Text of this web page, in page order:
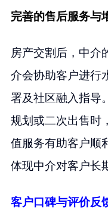
完善的售后服务与
房产交割后，中介
介会协助客户进行
署及社区融入指导
规划或二次出售时
值服务有助客户顺
体现中介对客户长
客户口碑与评价反